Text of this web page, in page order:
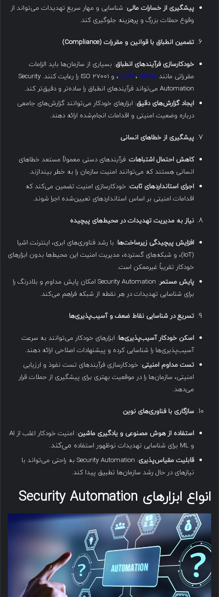
پیشگیری از خسارات مالی: شناسایی و مهار سریع تهدیدات می‌تواند از
وقوع حملات بزرگ و پرهزینه جلوگیری کند.
تضمین انطباق با قوانین و مقررات (Compliance)
خودکارسازی فرآیندهای انطباق: بسیاری از سازمان‌ها باید الزامات
مقرراتی مانند
GDPR، HIPAA
، و ISO 27001 را رعایت کنند. Security
Automation می‌تواند فرآیندهای انطباق را ساده‌تر و دقیق‌تر کند.
ایجاد گزارش‌های دقیق: ابزارهای خودکار می‌توانند گزارش‌های جامعی
درباره وضعیت امنیتی و اقدامات انجام‌شده ارائه دهند.
پیشگیری از خطاهای انسانی
کاهش احتمال اشتباهات: فرآیندهای دستی معمولاً مستعد خطاهای
انسانی هستند که می‌توانند امنیت سازمان را به خطر بیندازند.
اجرای استانداردهای ثابت: خودکارسازی امنیت تضمین می‌کند که
اقدامات امنیتی بر اساس استانداردهای تعیین‌شده اجرا شوند.
نیاز به مدیریت تهدیدات در محیط‌های پیچیده
افزایش پیچیدگی زیرساخت‌ها: با رشد فناوری‌های ابری، اینترنت اشیا
(IoT)، و شبکه‌های گسترده، مدیریت امنیت این محیط‌ها بدون ابزارهای
خودکار تقریباً غیرممکن است.
پایش مستمر
: Security Automation امکان پایش مداوم و بلادرنگ را
برای شناسایی تهدیدات در هر نقطه از شبکه فراهم می‌کند.
تسریع در شناسایی نقاط ضعف و آسیب‌پذیری‌ها
اسکن خودکار آسیب‌پذیری‌ها: ابزارهای خودکار می‌توانند به سرعت
آسیب‌پذیری‌ها را شناسایی کرده و پیشنهادات اصلاحی ارائه دهند.
تست مداوم امنیتی: خودکارسازی فرآیندهای تست نفوذ و ارزیابی
امنیتی، سازمان‌ها را در موقعیت بهتری برای پیشگیری از حملات قرار
می‌دهد.
سازگاری با فناوری‌های نوین
استفاده از هوش مصنوعی و یادگیری ماشین
: امنیت خودکار اغلب از AI
و ML برای شناسایی تهدیدات نوظهور استفاده
می‌کند.
قابلیت مقیاس‌پذیری
: Security Automation به راحتی می‌تواند با
نیازهای در حال رشد سازمان‌ها تطبیق پیدا کند.
انواع ابزارهای